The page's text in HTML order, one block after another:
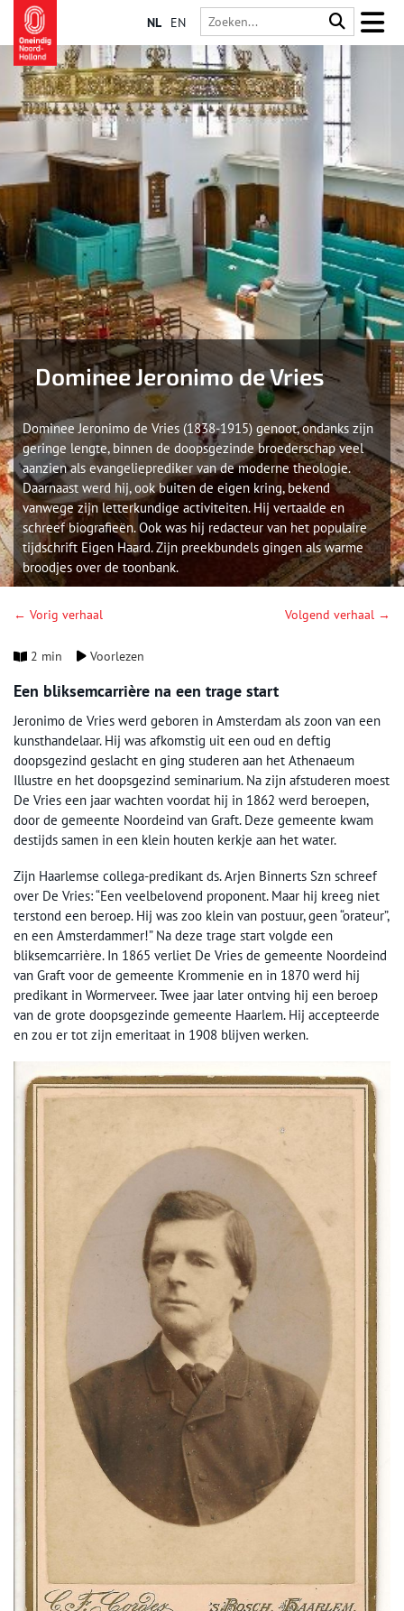
NL EN
Dominee Jeronimo de Vries
Dominee Jeronimo de Vries (1838-1915) genoot, ondanks zijn
geringe lengte, binnen de doopsgezinde broederschap veel
aanzien als evangelieprediker van de moderne theologie.
Daarnaast werd hij, ook buiten de eigen kring, bekend
vanwege zijn letterkundige activiteiten. Hij vertaalde en
schreef biografieën. Ook was hij redacteur van het populaire
tijdschrift Eigen Haard. Zijn preekbundels gingen als warme
broodjes over de toonbank.
← Vorig verhaal Volgend verhaal →
2 min Voorlezen
Een bliksemcarrière na een trage start
Jeronimo de Vries werd geboren in Amsterdam als zoon van een
kunsthandelaar. Hij was afkomstig uit een oud en deftig
doopsgezind geslacht en ging studeren aan het Athenaeum
Illustre en het doopsgezind seminarium. Na zijn afstuderen moest
De Vries een jaar wachten voordat hij in 1862 werd beroepen,
door de gemeente Noordeind van Graft. Deze gemeente kwam
destijds samen in een klein houten kerkje aan het water.
Zijn Haarlemse collega-predikant ds. Arjen Binnerts Szn schreef
over De Vries: “Een veelbelovend proponent. Maar hij kreeg niet
terstond een beroep. Hij was zoo klein van postuur, geen “orateur”,
en een Amsterdammer!” Na deze trage start volgde een
bliksemcarrière. In 1865 verliet De Vries de gemeente Noordeind
van Graft voor de gemeente Krommenie en in 1870 werd hij
predikant in Wormerveer. Twee jaar later ontving hij een beroep
van de grote doopsgezinde gemeente Haarlem. Hij accepteerde
en zou er tot zijn emeritaat in 1908 blijven werken.